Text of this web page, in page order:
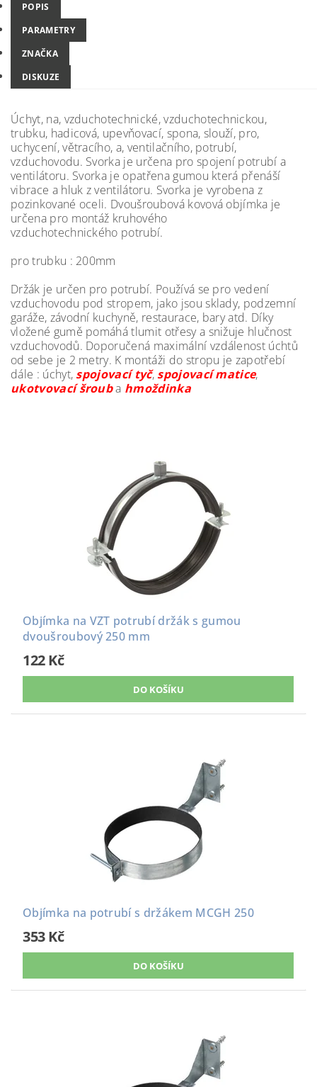
POPIS
PARAMETRY
ZNAČKA
DISKUZE
Úchyt, na, vzduchotechnické, vzduchotechnickou,
trubku, hadicová, upevňovací, spona, slouží, pro,
uchycení, větracího, a, ventilačního, potrubí,
vzduchovodu. Svorka je určena pro spojení potrubí a
ventilátoru. Svorka je opatřena gumou která přenáší
vibrace a hluk z ventilátoru. Svorka je vyrobena z
pozinkované oceli. Dvoušroubová kovová objímka je
určena pro montáž kruhového
vzduchotechnického potrubí.
pro trubku : 200mm
Držák je určen pro potrubí. Používá se pro vedení
vzduchovodu pod stropem, jako jsou sklady, podzemní
garáže, závodní kuchyně, restaurace, bary atd. Díky
vložené gumě pomáhá tlumit otřesy a snižuje hlučnost
vzduchovodů. Doporučená maximální vzdálenost úchtů
od sebe je 2 metry. K montáži do stropu je zapotřebí
dále : úchyt, spojovací tyč, spojovací matice,
ukotvovací šrouba hmoždinka
Objímka na VZT potrubí držák s gumou
dvoušroubový 250 mm
122 Kč
Objímka na potrubí s držákem MCGH 250
353 Kč